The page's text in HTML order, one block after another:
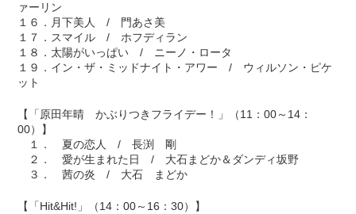
ァーリン
１６．月下美人 / 門あさ美
１７．スマイル / ホフディラン
１８．太陽がいっぱい / ニーノ・ロータ
１９．イン・ザ・ミッドナイト・アワー / ウィルソン・ピケ
ット
【「原田年晴 かぶりつきフライデー！」（11：00～14：
00）】
１． 夏の恋人 / 長渕 剛
２． 愛が生まれた日 / 大石まどか＆ダンディ坂野
３． 茜の炎 / 大石 まどか
【「Hit&Hit!」（14：00～16：30）】